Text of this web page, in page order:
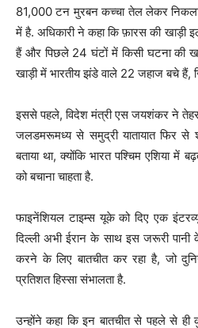
81,000 टन मुरबन कच्चा तेल लेकर निकला
में है. अधिकारी ने कहा कि फ़ारस की खाड़ी
हैं और पिछले 24 घंटों में किसी घटना की
खाड़ी में भारतीय झंडे वाले 22 जहाज बचे हैं,
इससे पहले, विदेश मंत्री एस जयशंकर ने
जलडमरूमध्य से समुद्री यातायात फिर
बताया था, क्योंकि भारत पश्चिम एशिया में
को बचाना चाहता है.
फाइनेंशियल टाइम्स यूके को दिए एक
दिल्ली अभी ईरान के साथ इस जरूरी
करने के लिए बातचीत कर रहा है, जो
प्रतिशत हिस्सा संभालता है.
उन्होंने कहा कि इन बातचीत से पहले से